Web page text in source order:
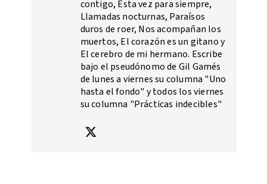
contigo, Esta vez para siempre,
Llamadas nocturnas, Paraísos
duros de roer, Nos acompañan los
muertos, El corazón es un gitano y
El cerebro de mi hermano. Escribe
bajo el pseudónomo de Gil Gamés
de lunes a viernes su columna "Uno
hasta el fondo" y todos los viernes
su columna "Prácticas indecibles"